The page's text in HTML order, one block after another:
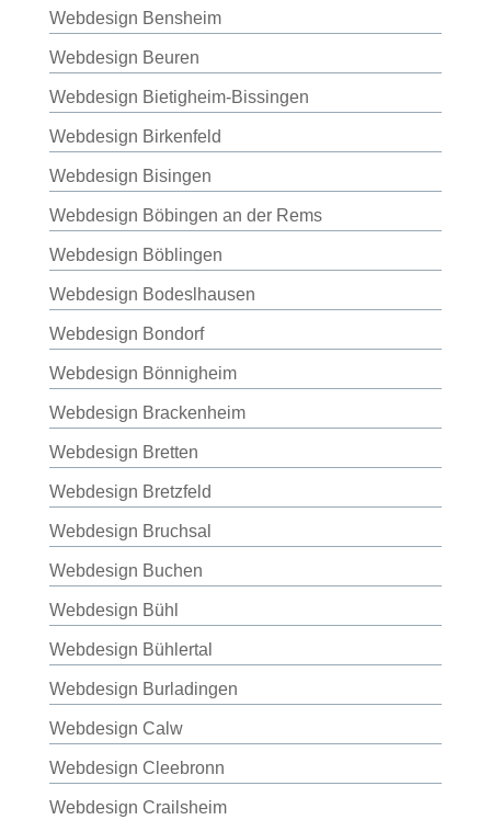
Webdesign Bensheim
Webdesign Beuren
Webdesign Bietigheim-Bissingen
Webdesign Birkenfeld
Webdesign Bisingen
Webdesign Böbingen an der Rems
Webdesign Böblingen
Webdesign Bodeslhausen
Webdesign Bondorf
Webdesign Bönnigheim
Webdesign Brackenheim
Webdesign Bretten
Webdesign Bretzfeld
Webdesign Bruchsal
Webdesign Buchen
Webdesign Bühl
Webdesign Bühlertal
Webdesign Burladingen
Webdesign Calw
Webdesign Cleebronn
Webdesign Crailsheim